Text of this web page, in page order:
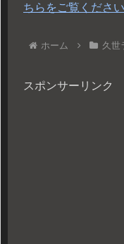
ちらをご覧ください
ホーム 久世
スポンサーリンク